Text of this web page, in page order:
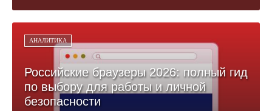
АНАЛИТИКА
Российские браузеры 2026: полный гид
по выбору для работы и личной
безопасности